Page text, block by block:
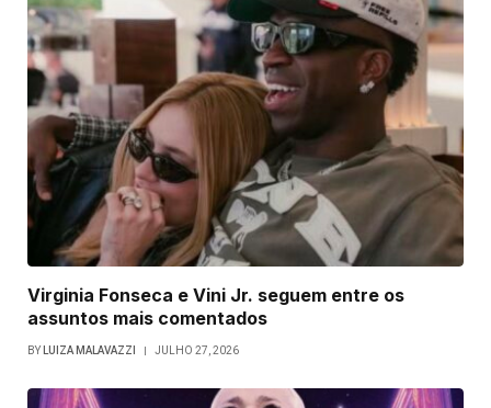
Virginia Fonseca e Vini Jr. seguem entre os
assuntos mais comentados
BY LUIZA MALAVAZZI JULHO 27, 2026